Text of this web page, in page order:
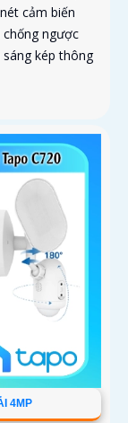
cảm biến
ngược
kép thông
4MP